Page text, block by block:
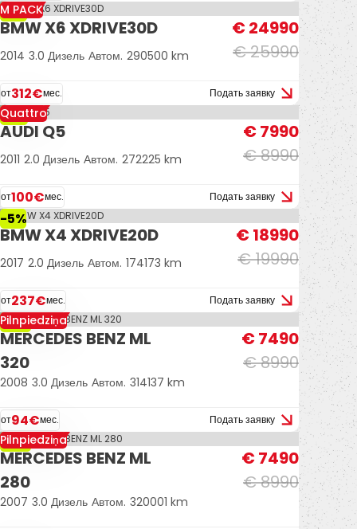
-4%
M PACK
BMW X6 XDRIVE30D
€ 25990
€ 24990
2014 3.0 Дизель Автом. 290500 km
от312€мес. Подать заявку
-11%
Quattro
AUDI Q5
€ 8990
€ 7990
2011 2.0 Дизель Автом. 272225 km
от100€мес. Подать заявку
-5%
BMW X4 XDRIVE20D
€ 19990
€ 18990
2017 2.0 Дизель Автом. 174173 km
от237€мес. Подать заявку
-17%
Pilnpiedziņa
MERCEDES BENZ ML
320
€ 8990
€ 7490
2008 3.0 Дизель Автом. 314137 km
от94€мес. Подать заявку
-17%
Pilnpiedziņa
MERCEDES BENZ ML
280
€ 8990
€ 7490
2007 3.0 Дизель Автом. 320001 km